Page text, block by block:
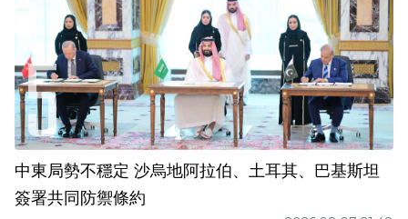
中東局勢不穩定 沙烏地阿拉伯、土耳其、巴基斯坦
簽署共同防禦條約